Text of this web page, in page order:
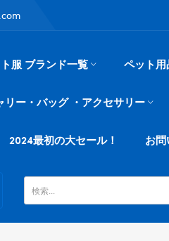
服 ブランド一覧 ペット
リー・バッグ ・アクセサリー
2024最初の大セール！ お